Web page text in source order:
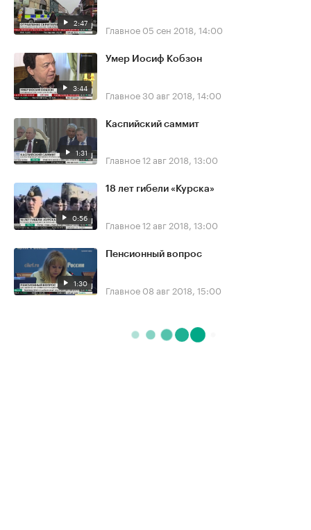
2:47 Главное 05 сен 2018, 14:00
3:44
Умер Иосиф Кобзон
Главное30 авг 2018, 14:00
1:31
Каспийский саммит
Главное12 авг 2018, 13:00
0:56
18 лет гибели «Курска»
Главное12 авг 2018, 13:00
1:30
Пенсионный вопрос
Главное 08 авг 2018, 15:00